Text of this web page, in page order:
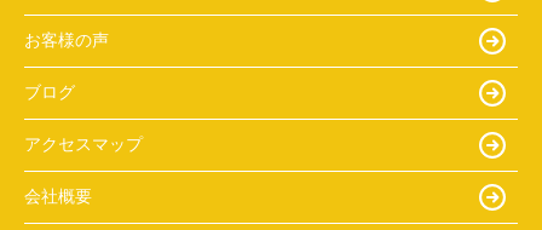
お客様の声
ブログ
アクセスマップ
会社概要